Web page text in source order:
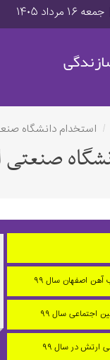
جمعه ۱۶ مرداد ۱۴۰۵
استخدام دانشگاه
اصفهان سال ۹۹
اجتماعی سال ۹۹
ارتش در سال ۹۹